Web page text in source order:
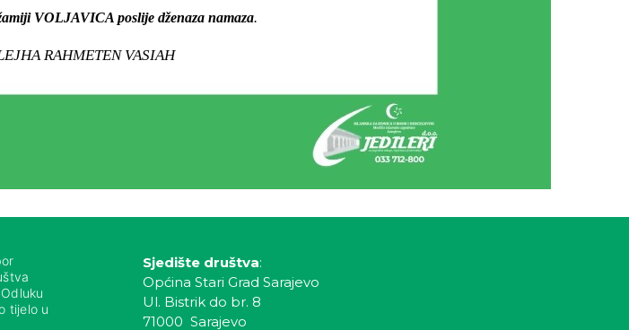
VOLJAVICA poslije dženaza namaza.
RAHMETEN VASIAH
tijelo u
Sjedište društva:
Općina Stari Grad Sarajevo
Ul. Bistrik do br. 8
71000 Sarajevo